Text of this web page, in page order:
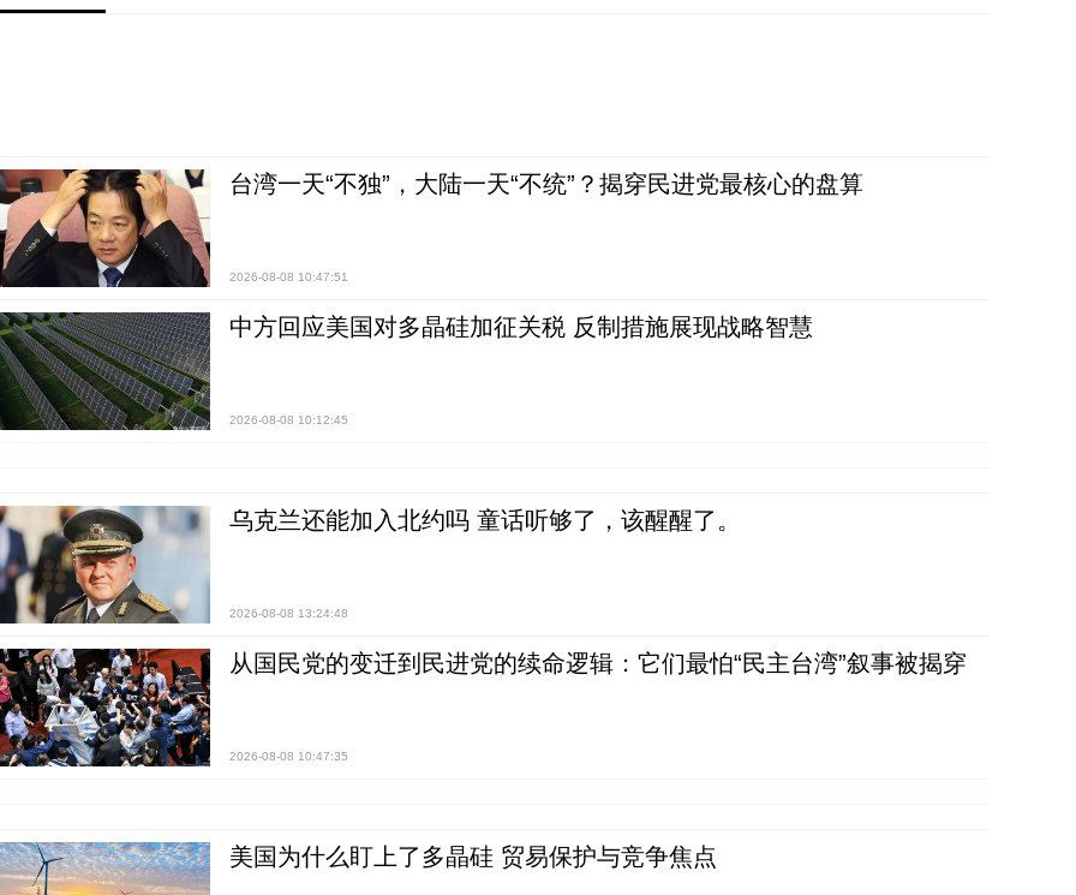
台湾一天“不独”，大陆一天“不统”？揭穿民进党最核心的盘算
2026-08-08 10:47:51
中方回应美国对多晶硅加征关税 反制措施展现战略智慧
2026-08-08 10:12:45
乌克兰还能加入北约吗 童话听够了，该醒醒了。
2026-08-08 13:24:48
从国民党的变迁到民进党的续命逻辑：它们最怕“民主台湾”叙事被揭穿
2026-08-08 10:47:35
美国为什么盯上了多晶硅 贸易保护与竞争焦点